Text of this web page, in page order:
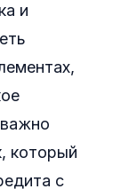
и
который
с